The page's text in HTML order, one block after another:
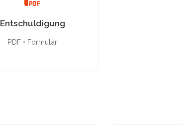
Entschuldigung
PDF • Formular